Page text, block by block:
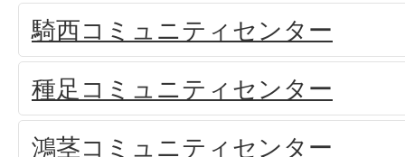
騎西コミュニティセンター
種足コミュニティセンター
鴻茎コミュニティセンター